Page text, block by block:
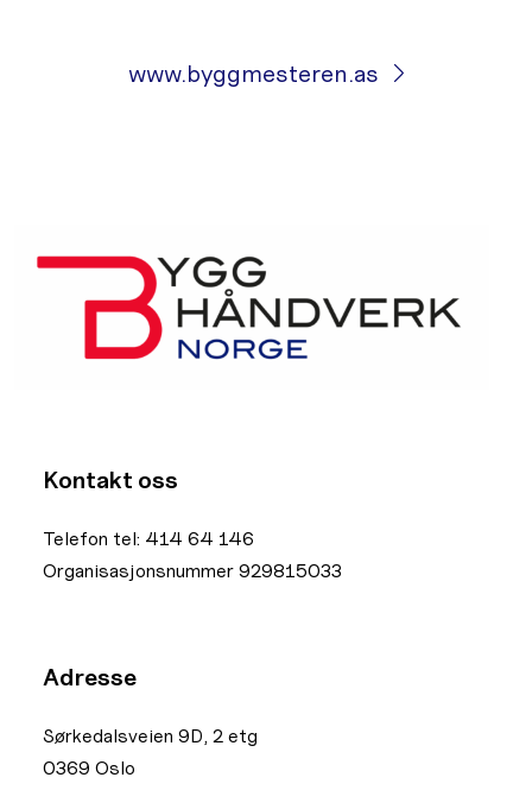
www.byggmesteren.as
Kontakt oss
Telefon tel: 414 64 146
Organisasjonsnummer 929815033
Adresse
Sørkedalsveien 9D, 2 etg
0369 Oslo